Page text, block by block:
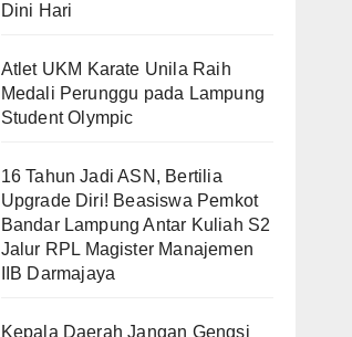
Dini Hari
Atlet UKM Karate Unila Raih
Medali Perunggu pada Lampung
Student Olympic
16 Tahun Jadi ASN, Bertilia
Upgrade Diri! Beasiswa Pemkot
Bandar Lampung Antar Kuliah S2
Jalur RPL Magister Manajemen
IIB Darmajaya
Kepala Daerah Jangan Gengsi